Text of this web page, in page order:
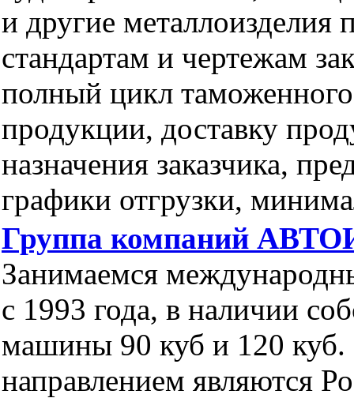
и другие металлоизделия
стандартам и чертежам
полный цикл
продукции, доставку
назначения заказчика,
графики отгрузки,
Группа компаний
Занимаемся
с 1993 года, в наличии
машины 90 куб и 120
направлением являются